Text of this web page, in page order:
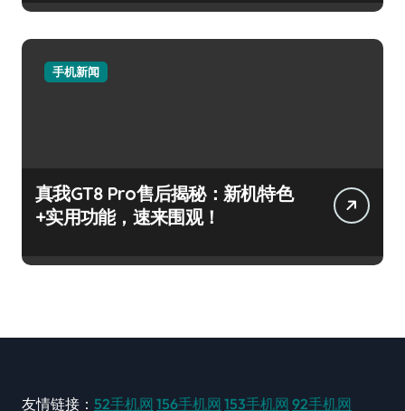
手机新闻
真我GT8 Pro售后揭秘：新机特色
+实用功能，速来围观！
友情链接： 52手机网 156手机网 153手机网 92手机网